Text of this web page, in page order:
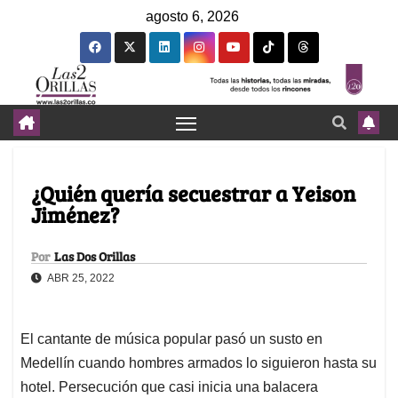
agosto 6, 2026
¿Quién quería secuestrar a Yeison
Jiménez?
Por Las Dos Orillas
ABR 25, 2022
El cantante de música popular pasó un susto en
Medellín cuando hombres armados lo siguieron hasta su
hotel. Persecución que casi inicia una balacera